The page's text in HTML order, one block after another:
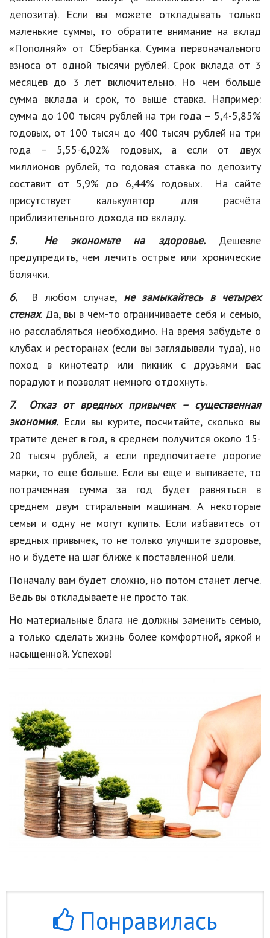
депозита). Если вы можете откладывать только
маленькие суммы, то обратите внимание на вклад
«Пополняй» от Сбербанка. Сумма первоначального
взноса от одной тысячи рублей. Срок вклада от 3
месяцев до 3 лет включительно. Но чем больше
сумма вклада и срок, то выше ставка. Например:
сумма до 100 тысяч рублей на три года – 5,4-5,85%
годовых, от 100 тысяч до 400 тысяч рублей на три
года – 5,55-6,02% годовых, а если от двух
миллионов рублей, то годовая ставка по депозиту
составит от 5,9% до 6,44% годовых. На сайте
присутствует калькулятор для расчёта
приблизительного дохода по вкладу.
5. Не экономьте на здоровье.Дешевле
предупредить, чем лечить острые или хронические
болячки.
6. В любом случае, не замыкайтесь в четырех
стенах. Да, вы в чем-то ограничиваете себя и семью,
но расслабляться необходимо. На время забудьте о
клубах и ресторанах (если вы заглядывали туда), но
поход в кинотеатр или пикник с друзьями вас
порадуют и позволят немного отдохнуть.
7. Отказ от вредных привычек – существенная
экономия. Если вы курите, посчитайте, сколько вы
тратите денег в год, в среднем получится около 15-
20 тысяч рублей, а если предпочитаете дорогие
марки, то еще больше. Если вы еще и выпиваете, то
потраченная сумма за год будет равняться в
среднем двум стиральным машинам. А некоторые
семьи и одну не могут купить. Если избавитесь от
вредных привычек, то не только улучшите здоровье,
но и будете на шаг ближе к поставленной цели.
Поначалу вам будет сложно, но потом станет легче.
Ведь вы откладываете не просто так.
Но материальные блага не должны заменить семью,
а только сделать жизнь более комфортной, яркой и
насыщенной. Успехов!
Понравилась